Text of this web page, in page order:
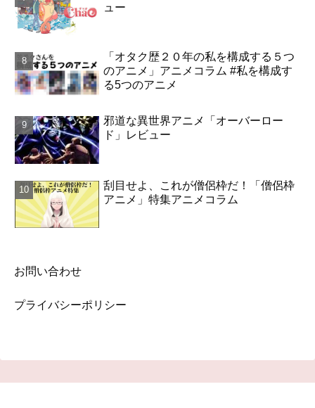
ュー
「オタク歴２０年の私を構成する５つ
のアニメ」アニメコラム #私を構成す
る5つのアニメ
邪道な異世界アニメ「オーバーロー
ド」レビュー
刮目せよ、これが僧侶枠だ！「僧侶枠
アニメ」特集アニメコラム
お問い合わせ
プライバシーポリシー